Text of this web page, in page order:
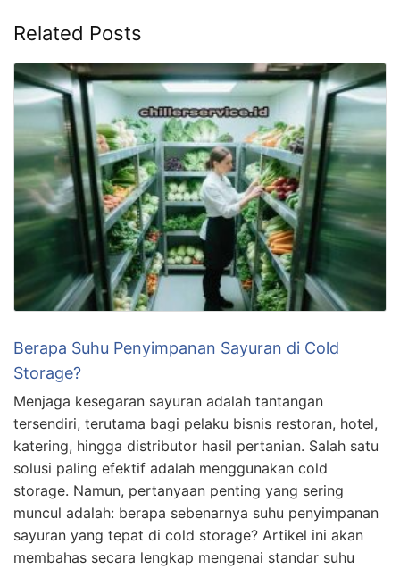
Related Posts
Berapa Suhu Penyimpanan Sayuran di Cold
Storage?
Menjaga kesegaran sayuran adalah tantangan
tersendiri, terutama bagi pelaku bisnis restoran, hotel,
katering, hingga distributor hasil pertanian. Salah satu
solusi paling efektif adalah menggunakan cold
storage. Namun, pertanyaan penting yang sering
muncul adalah: berapa sebenarnya suhu penyimpanan
sayuran yang tepat di cold storage? Artikel ini akan
membahas secara lengkap mengenai standar suhu